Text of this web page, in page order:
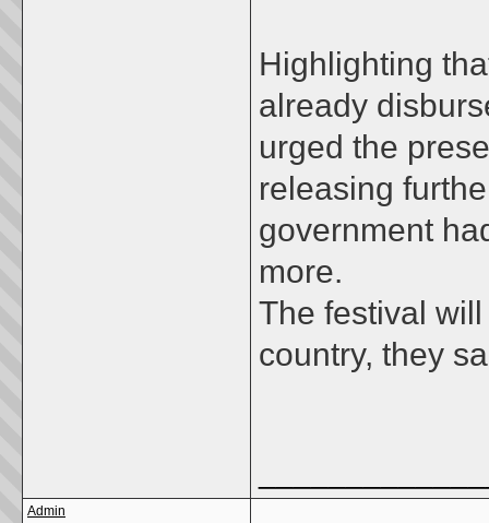
Highlighting
already
urged the
releasing
government
more.
The festival
country, they
Admin